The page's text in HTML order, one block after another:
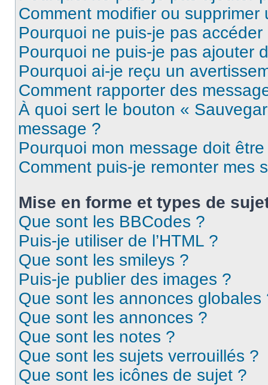
Comment modifier ou supprimer
Pourquoi ne puis-je pas
Pourquoi ne puis-je pas ajouter
Pourquoi ai-je reçu un
Comment rapporter des
À quoi sert le bouton «
message ?
Pourquoi mon message doit
Comment puis-je remonter mes
Mise en forme et types de
Que sont les BBCodes ?
Puis-je utiliser de l’HTML ?
Que sont les smileys ?
Puis-je publier des images ?
Que sont les annonces globales
Que sont les annonces ?
Que sont les notes ?
Que sont les sujets verrouillés ?
Que sont les icônes de sujet ?